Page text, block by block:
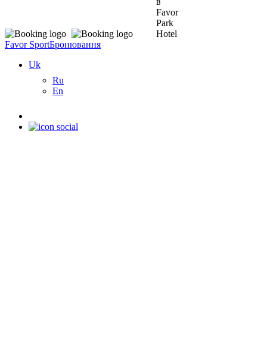
Favor SportБронювання
Uk
Ru
En